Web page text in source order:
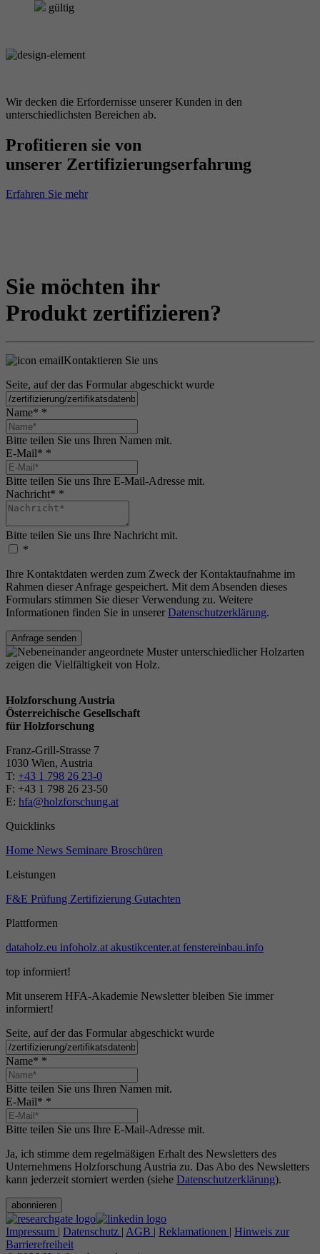
gültig
Wir decken die Erfordernisse unserer Kunden in den
unterschiedlichsten Bereichen ab.
Profitieren sie von
unserer Zertifizierungserfahrung
Erfahren Sie mehr
Sie möchten ihr
Produkt zertifizieren?
Kontaktieren Sie uns
Seite, auf der das Formular abgeschickt wurde
Name* *
Bitte teilen Sie uns Ihren Namen mit.
E-Mail* *
Bitte teilen Sie uns Ihre E-Mail-Adresse mit.
Nachricht* *
Bitte teilen Sie uns Ihre Nachricht mit.
*
Ihre Kontaktdaten werden zum Zweck der Kontaktaufnahme im
Rahmen dieser Anfrage gespeichert. Mit dem Absenden dieses
Formulars stimmen Sie dieser Verwendung zu. Weitere
Informationen finden Sie in unserer Datenschutzerklärung.
Anfrage senden
Holzforschung Austria
Österreichische Gesellschaft
für Holzforschung
Franz-Grill-Strasse 7
1030 Wien, Austria
T: +43 1 798 26 23-0
​​F: +43 1 798 26 23-50
E: hfa@holzforschung.at
Quicklinks
Home News Seminare Broschüren
Leistungen
F&E Prüfung Zertifizierung Gutachten
Plattformen
dataholz.eu infoholz.at akustikcenter.at fenstereinbau.info
top informiert!
Mit unserem HFA-Akademie Newsletter bleiben Sie immer
informiert!
Seite, auf der das Formular abgeschickt wurde
Name* *
Bitte teilen Sie uns Ihren Namen mit.
E-Mail* *
Bitte teilen Sie uns Ihre E-Mail-Adresse mit.
Ja, ich stimme dem regelmäßigen Erhalt des Newsletters des
Unternehmens Holzforschung Austria zu. Das Abo des Newsletters
kann jederzeit storniert werden (siehe Datenschutzerklärung).
abonnieren
Impressum | Datenschutz | AGB | Reklamationen | Hinweis zur
Barrierefreiheit